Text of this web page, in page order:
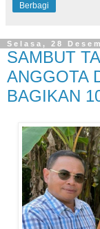
Berbagi
Selasa, 28
SAMBUT
ANGGOTA
BAGIKAN